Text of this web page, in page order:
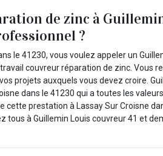
de zinc à
?
le 41230, vous voulez appeler un
couvreur réparation de zinc. Vous
projets auxquels vous devez croire.
dans le 41230 qui a toutes les valeurs
cette prestation à Lassay Sur Croisne
à Guillemin Louis couvreur 41 et